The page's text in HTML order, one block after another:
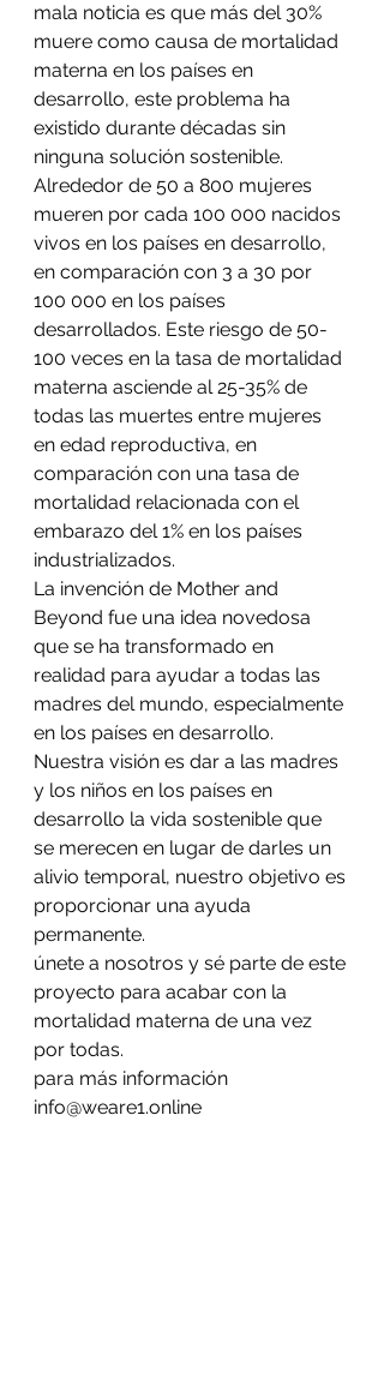
mala noticia es que más del 30%
muere como causa de mortalidad
materna en los países en
desarrollo, este problema ha
existido durante décadas sin
ninguna solución sostenible.
Alrededor de 50 a 800 mujeres
mueren por cada 100 000 nacidos
vivos en los países en desarrollo,
en comparación con 3 a 30 por
100 000 en los países
desarrollados. Este riesgo de 50-
100 veces en la tasa de mortalidad
materna asciende al 25-35% de
todas las muertes entre mujeres
en edad reproductiva, en
comparación con una tasa de
mortalidad relacionada con el
embarazo del 1% en los países
industrializados.
La invención de Mother and
Beyond fue una idea novedosa
que se ha transformado en
realidad para ayudar a todas las
madres del mundo, especialmente
en los países en desarrollo.
Nuestra visión es dar a las madres
y los niños en los países en
desarrollo la vida sostenible que
se merecen en lugar de darles un
alivio temporal, nuestro objetivo es
proporcionar una ayuda
permanente.
únete a nosotros y sé parte de este
proyecto para acabar con la
mortalidad materna de una vez
por todas.
para más información
info@weare1.online